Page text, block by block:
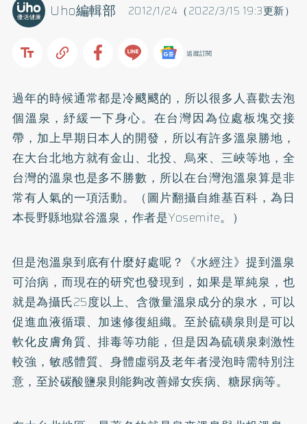
2012/1/24（2022/3/15 19:3更新）
Uho編輯部
追蹤訂閱
過年的時候通常都是冷颼颼的，所以很多人喜歡去泡
個溫泉，紓緩一下身心。在台灣因為位處板塊交接
帶，加上早期日本人的開發，所以有許多溫泉勝地，
在大台北地方就有金山、北投、烏來、三峽等地，全
台灣的溫泉也是多不勝數，所以在台灣泡溫泉算是非
常有人氣的一項活動。（圖片翻攝自維基百科，為日
本長野縣地獄谷溫泉，作者是Yosemite。）
但是泡溫泉到底有什麼好處呢？《水經注》提到溫泉
可治病，而現在的研究也發現到，如果是單純泉，也
就是為攝氏25度以上、含微量溫泉成分的泉水，可以
促進血液循環、加速修復組織。至於硫磺泉則是可以
軟化皮膚角質、排毒等功能，但是因為硫磺泉刺激性
較強，敏感體質、身體虛弱及老年者浸泡時需特別注
意，至於碳酸鹽泉則能夠改善婦女疾病、 糖尿病等。